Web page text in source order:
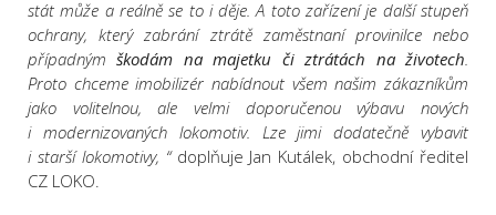
stát může a reálně se to i děje. A toto zařízení je další stupeň
ochrany, který zabrání ztrátě zaměstnaní provinilce nebo
případnýmškodám na majetku či ztrátách na životech.
Proto chceme imobilizér nabídnout všem našim zákazníkům
jako volitelnou, ale velmi doporučenou výbavu nových
i modernizovaných lokomotiv. Lze jimi dodatečně vybavit
i starší lokomotivy, “doplňuje Jan Kutálek, obchodní ředitel
CZ LOKO.